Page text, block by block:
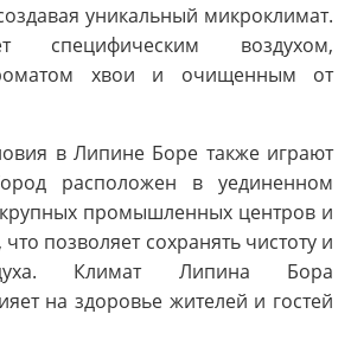
уникальный микроклимат.
специфическим воздухом,
хвои и очищенным от
в Липине Боре также играют
расположен в уединенном
крупных промышленных центров и
позволяет сохранять чистоту и
Климат Липина Бора
на здоровье жителей и гостей